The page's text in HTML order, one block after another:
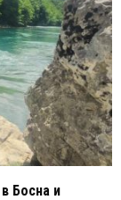
Босна и